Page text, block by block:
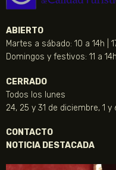
ABIERTO
Martes a sábado: 10 a 14h |
Domingos y festivos: 11 a 14h
CERRADO
Todos los lunes
24, 25 y 31 de diciembre, 1
CONTACTO
NOTICIA DESTACADA